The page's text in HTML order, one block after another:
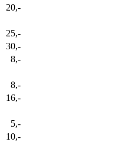
20,-
25,-
30,-
8,-
8,-
16,-
5,-
10,-